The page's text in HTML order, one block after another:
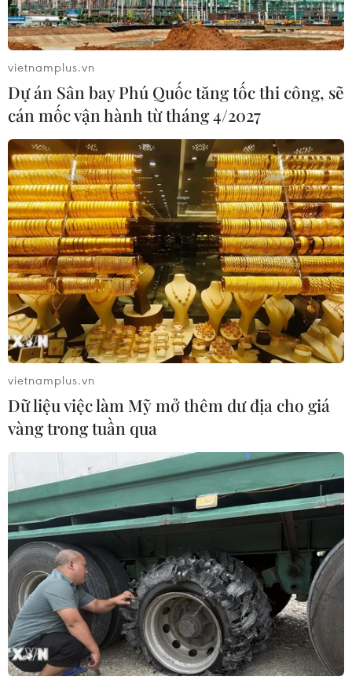
Giải trình một số vụ việc nổi cộm về xâm
hại tình dục trẻ em
19/04/2019 09:30
Về vụ ông Nguyễn Hữu Linh có hành vi ôm hôn, sàm sỡ
bé gái trong thang máy, Thứ trưởng Lê Quý Vương cho
biết hiện nay Công an Quận 4, Thành phố Hồ Chí Minh
vẫn đang tiếp tục quá trình điều tra.
Vụ nữ sinh ở Thái Bình bị xâm hại tình
dục: Phạt tù 4 bị cáo
19/04/2019 12:56
Để bảo đảm quyền lợi, danh dự, nhân phẩm cho người
bị hại - nữ sinh lớp 9 Trường Trung học cơ sở Lương Thế
Vinh, thành phố Thái Bình, phiên tòa được xét xử kín và
phần tuyên án được tổ chức công khai.
vietnamplus.vn
Dự án Sân bay Phú Quốc tăng tốc thi công, sẽ
cán mốc vận hành từ tháng 4/2027
vietnamplus.vn
Dữ liệu việc làm Mỹ mở thêm dư địa cho giá
vàng trong tuần qua